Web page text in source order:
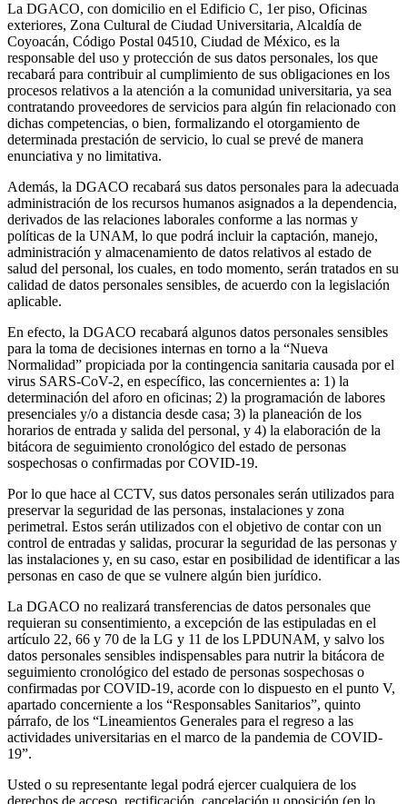
La DGACO, con domicilio en el Edificio C, 1er piso, Oficinas
exteriores, Zona Cultural de Ciudad Universitaria, Alcaldía de
Coyoacán, Código Postal 04510, Ciudad de México, es la
responsable del uso y protección de sus datos personales, los que
recabará para contribuir al cumplimiento de sus obligaciones en los
procesos relativos a la atención a la comunidad universitaria, ya sea
contratando proveedores de servicios para algún fin relacionado con
dichas competencias, o bien, formalizando el otorgamiento de
determinada prestación de servicio, lo cual se prevé de manera
enunciativa y no limitativa.
Además, la DGACO recabará sus datos personales para la adecuada
administración de los recursos humanos asignados a la dependencia,
derivados de las relaciones laborales conforme a las normas y
políticas de la UNAM, lo que podrá incluir la captación, manejo,
administración y almacenamiento de datos relativos al estado de
salud del personal, los cuales, en todo momento, serán tratados en su
calidad de datos personales sensibles, de acuerdo con la legislación
aplicable.
En efecto, la DGACO recabará algunos datos personales sensibles
para la toma de decisiones internas en torno a la “Nueva
Normalidad” propiciada por la contingencia sanitaria causada por el
virus SARS-CoV-2, en específico, las concernientes a: 1) la
determinación del aforo en oficinas; 2) la programación de labores
presenciales y/o a distancia desde casa; 3) la planeación de los
horarios de entrada y salida del personal, y 4) la elaboración de la
bitácora de seguimiento cronológico del estado de personas
sospechosas o confirmadas por COVID-19.
Por lo que hace al CCTV, sus datos personales serán utilizados para
preservar la seguridad de las personas, instalaciones y zona
perimetral. Estos serán utilizados con el objetivo de contar con un
control de entradas y salidas, procurar la seguridad de las personas y
las instalaciones y, en su caso, estar en posibilidad de identificar a las
personas en caso de que se vulnere algún bien jurídico.
La DGACO no realizará transferencias de datos personales que
requieran su consentimiento, a excepción de las estipuladas en el
artículo 22, 66 y 70 de la LG y 11 de los LPDUNAM, y salvo los
datos personales sensibles indispensables para nutrir la bitácora de
seguimiento cronológico del estado de personas sospechosas o
confirmadas por COVID-19, acorde con lo dispuesto en el punto V,
apartado concerniente a los “Responsables Sanitarios”, quinto
párrafo, de los “Lineamientos Generales para el regreso a las
actividades universitarias en el marco de la pandemia de COVID-
19”.
Usted o su representante legal podrá ejercer cualquiera de los